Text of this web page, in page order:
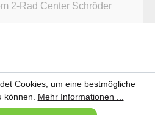
2-Rad Center Schröder
Cookies, um eine bestmögliche
können. Mehr Informationen ...